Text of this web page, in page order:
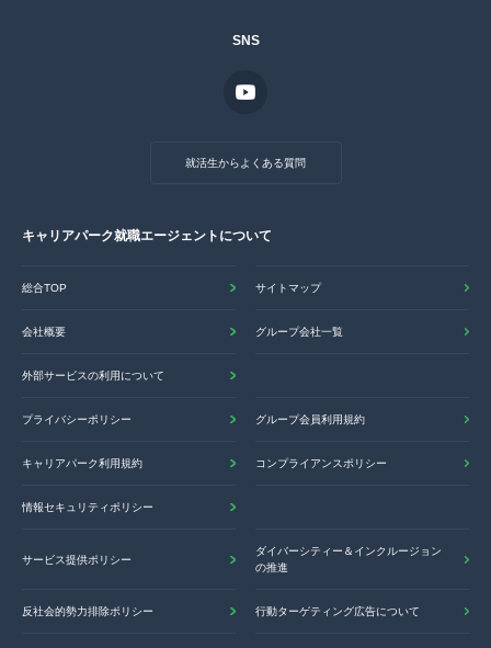
SNS
就活生からよくある質問
キャリアパーク就職エージェントについて
総合TOP サイトマップ
会社概要 グループ会社一覧
外部サービスの利用について
プライバシーポリシー グループ会員利用規約
キャリアパーク利用規約 コンプライアンスポリシー
情報セキュリティポリシー
サービス提供ポリシー
ダイバーシティー＆インクルージョン
の推進
反社会的勢力排除ポリシー 行動ターゲティング広告について